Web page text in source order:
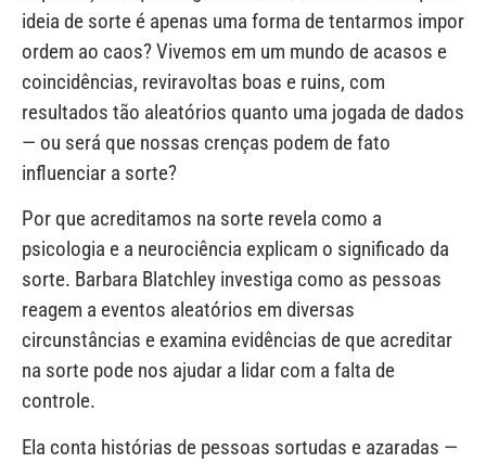
ideia de sorte é apenas uma forma de tentarmos impor
ordem ao caos? Vivemos em um mundo de acasos e
coincidências, reviravoltas boas e ruins, com
resultados tão aleatórios quanto uma jogada de dados
— ou será que nossas crenças podem de fato
influenciar a sorte?
Por que acreditamos na sorte revela como a
psicologia e a neurociência explicam o significado da
sorte. Barbara Blatchley investiga como as pessoas
reagem a eventos aleatórios em diversas
circunstâncias e examina evidências de que acreditar
na sorte pode nos ajudar a lidar com a falta de
controle.
Ela conta histórias de pessoas sortudas e azaradas —